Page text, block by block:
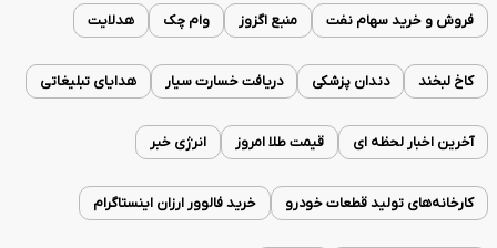
فروش و خرید سهام نفت منبع اگزوز وام چک هدلایت
کاخ لبخند دندان پزشکی دریافت خسارت سیار هدایای تبلیغاتی
آخرین اخبار لحظه ای قیمت طلا امروز انرژی خبر
کارخانه‌های تولید قطعات خودرو خرید فالوور ارزان اینستاگرام